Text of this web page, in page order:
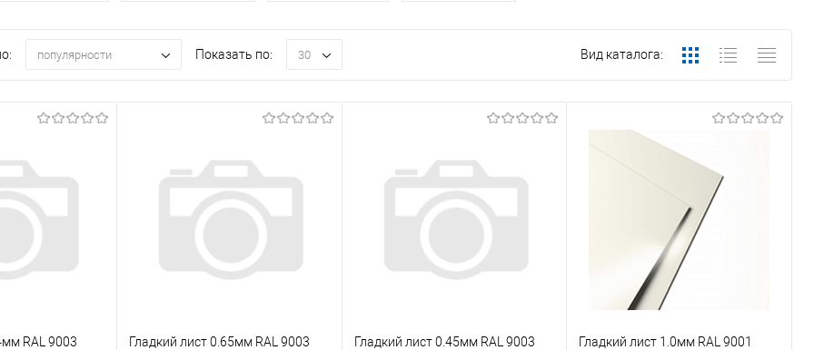
популярности Показать по: 30 Вид каталога:
RAL 9003
Гладкий лист 0.65мм RAL 9003
Гладкий лист 0.45мм RAL 9003
Гладкий лист 1.0мм RAL 9001